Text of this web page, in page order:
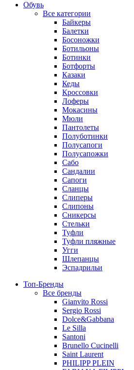
Обувь
Все категории
Байкеры
Балетки
Босоножки
Ботильоны
Ботинки
Ботфорты
Казаки
Кеды
Кроссовки
Лоферы
Мокасины
Мюли
Пантолеты
Полуботинки
Полусапоги
Полусапожки
Сабо
Сандалии
Сапоги
Сланцы
Слиперы
Слипоны
Сникерсы
Стельки
Туфли
Туфли пляжные
Угги
Шлепанцы
Эспадрильи
Топ-Бренды
Все бренды
Gianvito Rossi
Sergio Rossi
Dolce&Gabbana
Le Silla
Santoni
Brunello Cucinelli
Saint Laurent
PHILIPP PLEIN